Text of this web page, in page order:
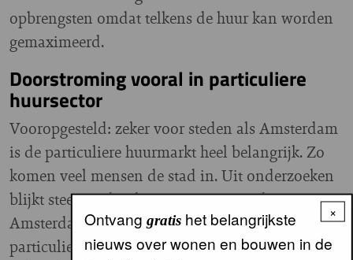
opbrengsten omdat telkens de huur kan worden
gemaximeerd.
Doorstroming vooral in particuliere
huursector
Vooropgesteld: zeker voor steden als Amsterdam
is de particuliere huurmarkt heel belangrijk. Zo
komen veel mensen de stad in. Uit onderzoeken
blijkt steevast dat de meeste mensen die naar
Amsterdam komen, in eerste instantie in de
particuliere huursector terechtkomen, als eerste
×
Ontvang gratishet belangrijkste
nieuws over wonen en bouwen in de